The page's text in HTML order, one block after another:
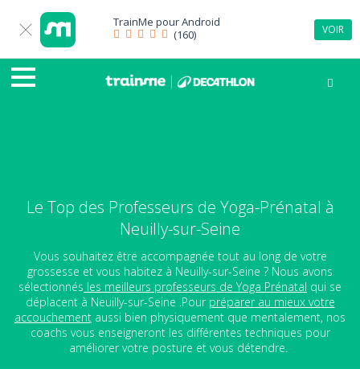
TrainMe pourAndroid
(160)
VOIR
Le Top des Professeurs de Yoga-Prénatal à
Neuilly-sur-Seine
Vous souhaitez être accompagnée tout au long de votre
grossesse et vous habitez à Neuilly-sur-Seine ? Nous avons
sélectionnés les meilleurs professeurs de Yoga Prénatal qui se
déplacent à Neuilly-sur-Seine .Pour préparer au mieux votre
accouchement aussi bien physiquement que mentalement, nos
coachs vous enseigneront les différentes techniques pour
améliorer votre posture et vous détendre.